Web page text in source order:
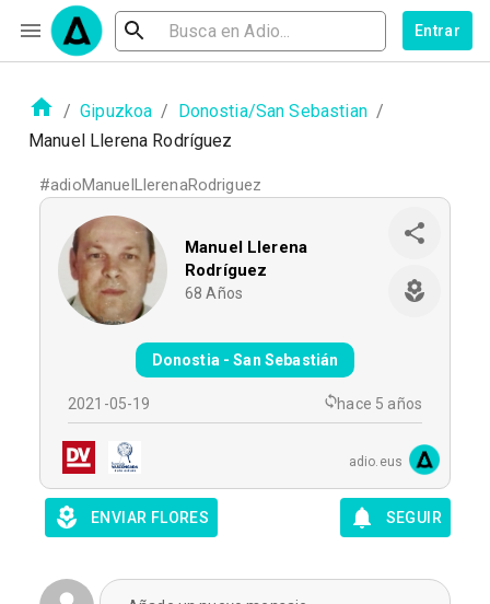
Entrar
/ Gipuzkoa / Donostia/San Sebastian /
Manuel Llerena Rodríguez
#adioManuelLlerenaRodriguez
Manuel Llerena
Rodríguez
68 Años
Donostia - San Sebastián
2021-05-19 hace 5 años
adio.eus
ENVIAR FLORES SEGUIR